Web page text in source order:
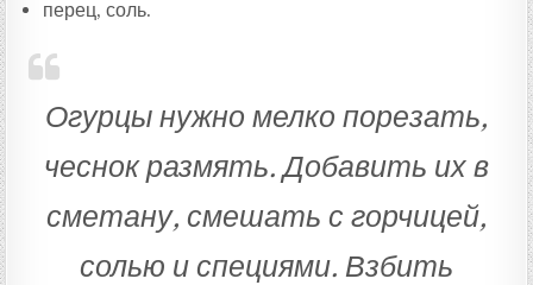
перец, соль.
Огурцы нужно мелко порезать,
чеснок размять. Добавить их в
сметану, смешать с горчицей,
солью и специями. Взбить